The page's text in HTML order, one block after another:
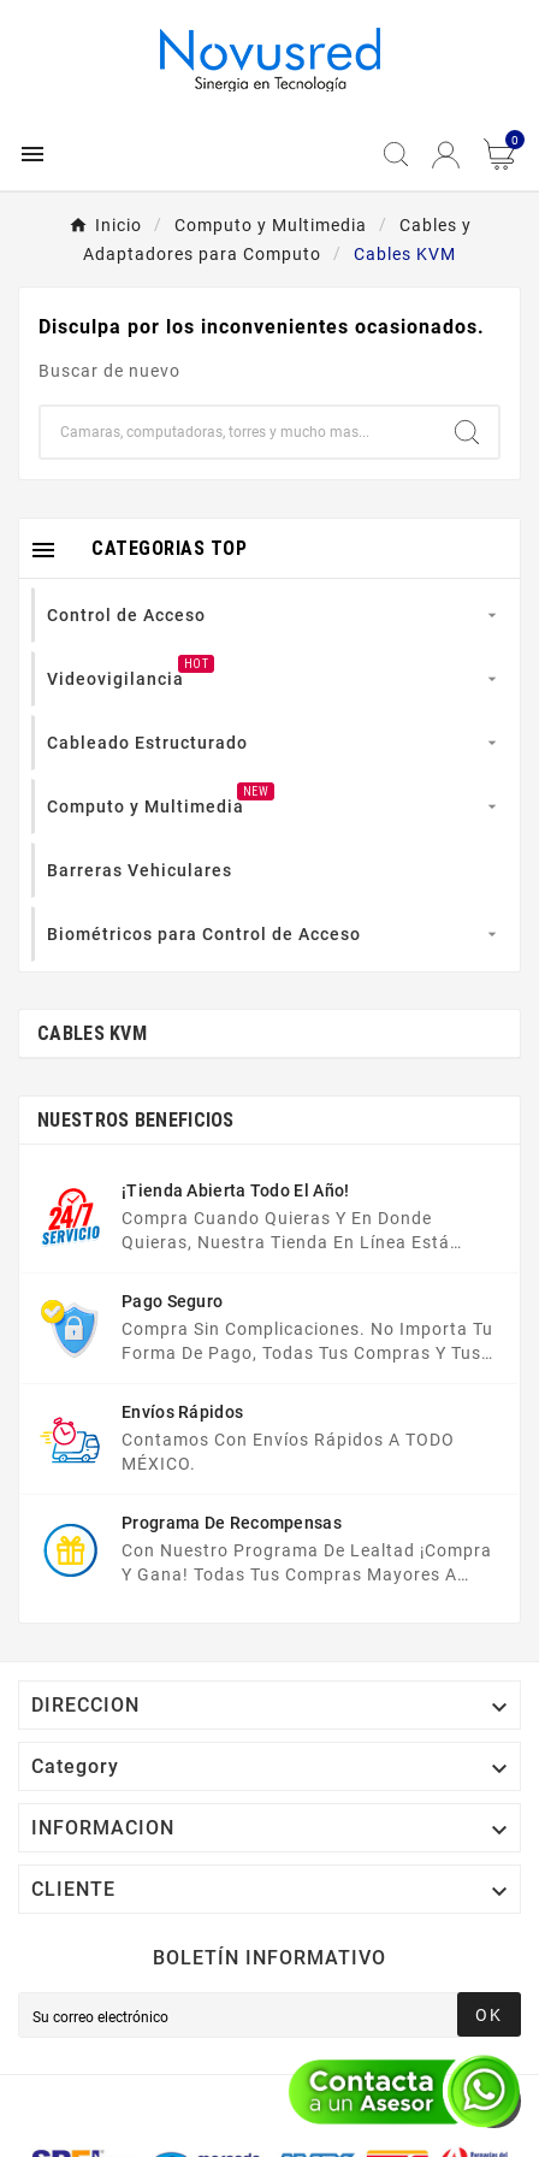
 0
Inicio Computo y Multimedia
Cables y
Adaptadores para Computo
Cables KVM
Disculpa por los inconvenientes ocasionados.
Buscar de nuevo
CATEGORIAS TOP

Control de Acceso 
Videovigilancia
HOT

Cableado Estructurado 
Computo y Multimedia
NEW

Barreras Vehiculares
Biométricos para Control de Acceso 
CABLES KVM
NUESTROS BENEFICIOS
¡Tienda Abierta Todo El Año!
Compra Cuando Quieras Y En Donde
Quieras, Nuestra Tienda En Línea Está
Pago Seguro
Compra Sin Complicaciones. No Importa Tu
Forma De Pago, Todas Tus Compras Y Tus
Envíos Rápidos
Contamos Con Envíos Rápidos A TODO
MÉXICO.
Programa De Recompensas
Con Nuestro Programa De Lealtad ¡compra
Y Gana! Todas Tus Compras Mayores A
DIRECCION 
Category 
INFORMACION 
CLIENTE 
BOLETÍN INFORMATIVO
OK